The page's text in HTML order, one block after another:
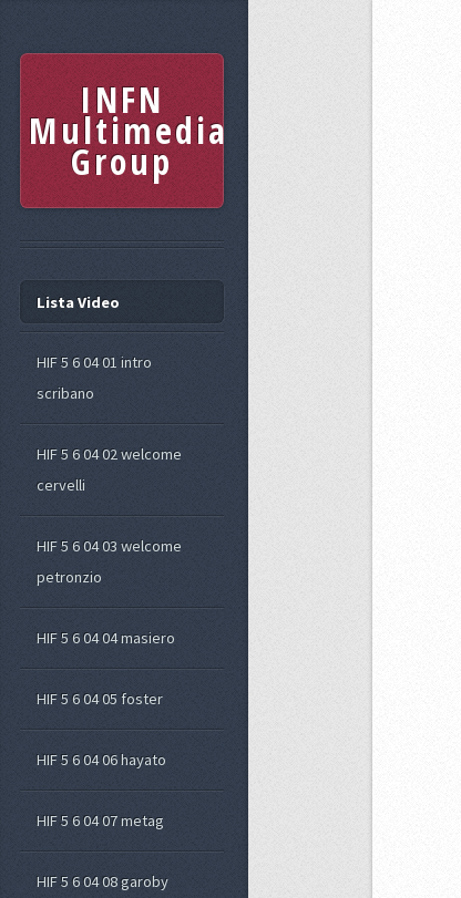
INFN
Multimedia
Group
Lista Video
HIF 5 6 04 01 intro
scribano
HIF 5 6 04 02 welcome
cervelli
HIF 5 6 04 03 welcome
petronzio
HIF 5 6 04 04 masiero
HIF 5 6 04 05 foster
HIF 5 6 04 06 hayato
HIF 5 6 04 07 metag
HIF 5 6 04 08 garoby